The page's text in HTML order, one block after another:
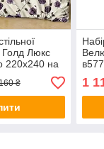
Голд Люкс
220х240 на
₴ 1